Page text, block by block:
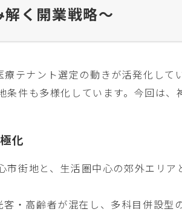
く開業戦略～
テナント選定の動きが活発化して
件も多様化しています。今回は
化
街地と、生活圏中心の郊外エリ
・高齢者が混在し、多科目併設型